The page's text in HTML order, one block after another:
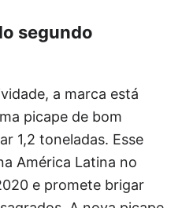
segundo
a marca está
picape de bom
1,2 toneladas. Esse
América Latina no
e promete brigar